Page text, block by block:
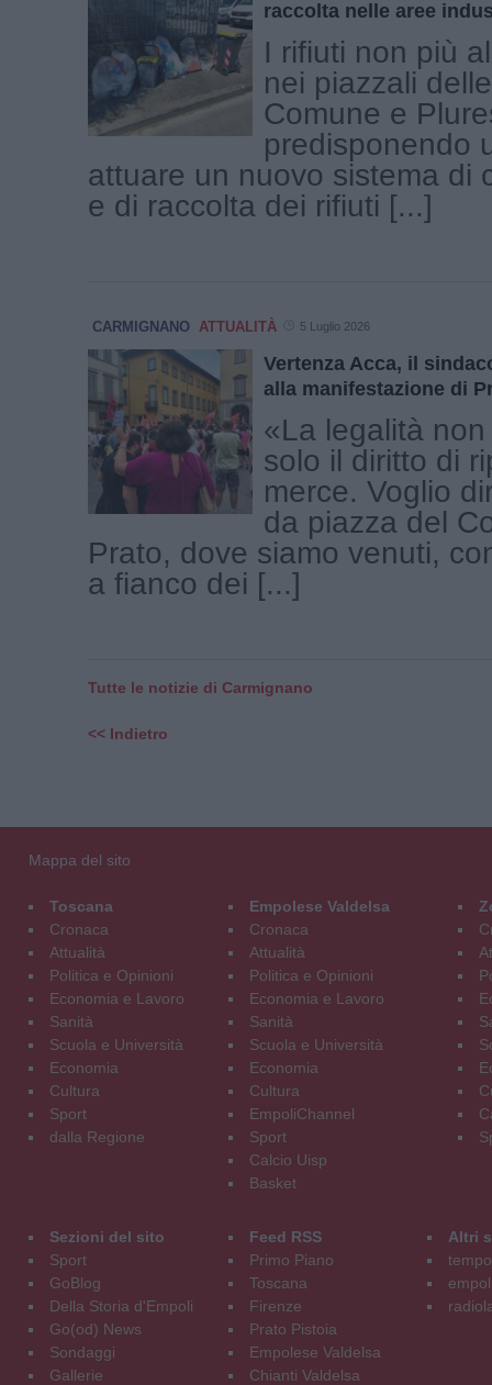
raccolta nelle aree
I rifiuti non più
nei piazzali
Comune e
predisponendo
attuare un nuovo sistema di
e di raccolta dei rifiuti [...]
CARMIGNANO ATTUALITÀ 5 Luglio 2026
Vertenza Acca, il
alla manifestazione di
«La legalità
solo il diritto di
merce. Voglio
da piazza del
Prato, dove siamo venuti,
a fianco dei [...]
Tutte le notizie di Carmignano
<< Indietro
Mappa del sito
Toscana
Cronaca
Attualità
Politica e Opinioni
Economia e Lavoro
Sanità
Scuola e Università
Economia
Cultura
Sport
dalla Regione
Empolese Valdelsa
Cronaca
Attualità
Politica e Opinioni
Economia e Lavoro
Sanità
Scuola e Università
Economia
Cultura
EmpoliChannel
Sport
Calcio Uisp
Basket
Sezioni del sito
Sport
GoBlog
Della Storia d'Empoli
Go(od) News
Sondaggi
Gallerie
Feed RSS
Primo Piano
Toscana
Firenze
Prato Pistoia
Empolese Valdelsa
Chianti Valdelsa
Altri